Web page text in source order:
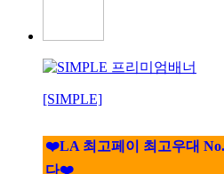
[SIMPLE]
❤️LA 최고페이 최고우대
다❤️